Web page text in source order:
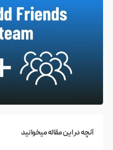
آنچه در این مقاله میخوانید